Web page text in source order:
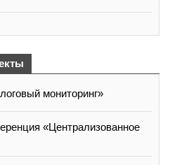
мониторинг»
«Централизованное